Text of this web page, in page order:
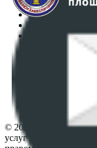
Регламент
Политика в
ПОЛОЖЕНИЕ
Настройки
© 2026
услуг